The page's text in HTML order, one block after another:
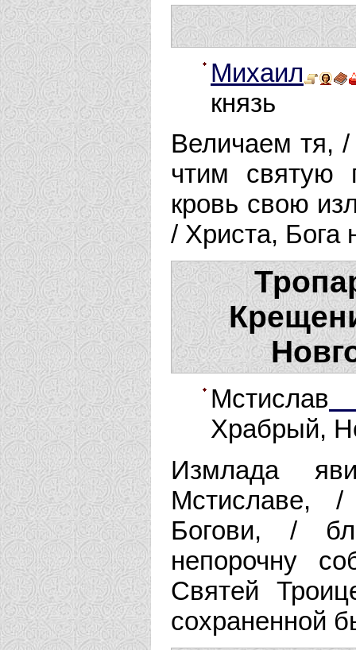
Михаил
князь
Величаем тя,
чтим святую
кровь свою
/ Христа, Бога
Мстислав
Храбрый,
Измлада
Мстиславе, /
Богови, /
непорочну
Святей
сохраненной